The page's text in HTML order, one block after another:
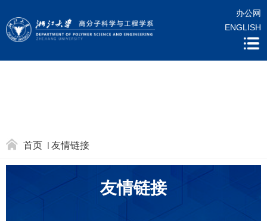
办公网
ENGLISH
首页 友情链接
友情链接